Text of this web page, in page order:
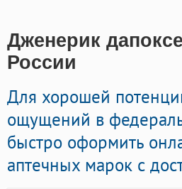
Дженерик
России
Для хорошей
ощущений в
быстро оформить
аптечных марок с